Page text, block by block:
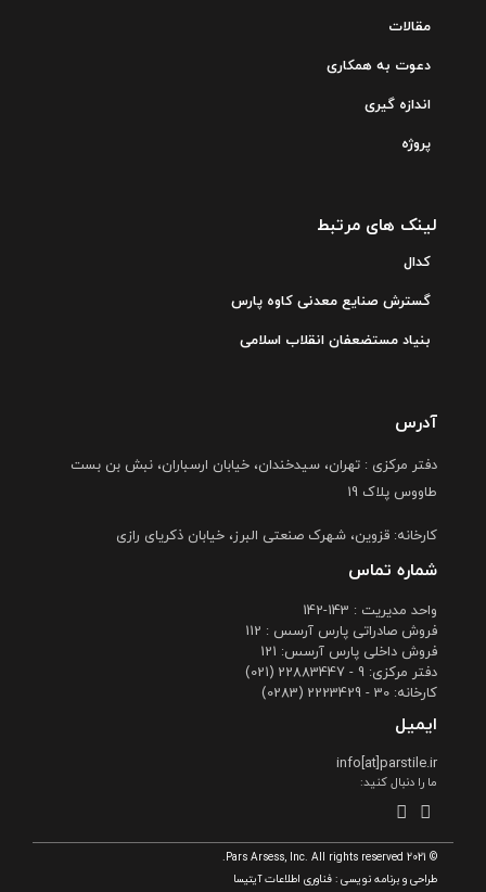
مقالات
دعوت به همکاری
اندازه گیری
پروژه
لینک های مرتبط
کدال
گسترش صنایع معدنی کاوه پارس
بنیاد مستضعفان انقلاب اسلامی
آدرس
دفتر مرکزی : تهران، سیدخندان، خیابان ارسباران، نبش بن بست
طاووس پلاک 19
کارخانه: قزوین، شهرک صنعتی البرز، خیابان ذکریای رازی
شماره تماس
واحد مدیریت : 143-142
فروش صادراتی پارس آرسس : 112
فروش داخلی پارس آرسس: 121
دفتر مرکزی: 9 - 22883447 (021)
کارخانه: 30 - 2223429 (0283)
ایمیل
info[at]parstile.ir
ما را دنبال کنید:
© 2021 Pars Arsess, Inc. All rights reserved.
طراحی و برنامه نویسی : فناوری اطلاعات آیتیسا